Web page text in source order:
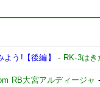
う!【後編】 - RK-3は
RB大宮アルディージャ -